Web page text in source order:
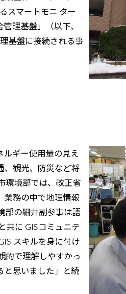
スマートモニ ター
理基盤」（以下、
基盤に接続される事
ルギー使用量の見え
、観光、防災など将
環境部では、改正省
業務の中で地理情報
部の細井副参事は語
共に GISコミュニテ
スキルを身に付け
的で理解しやすかっ
と思いました」と続